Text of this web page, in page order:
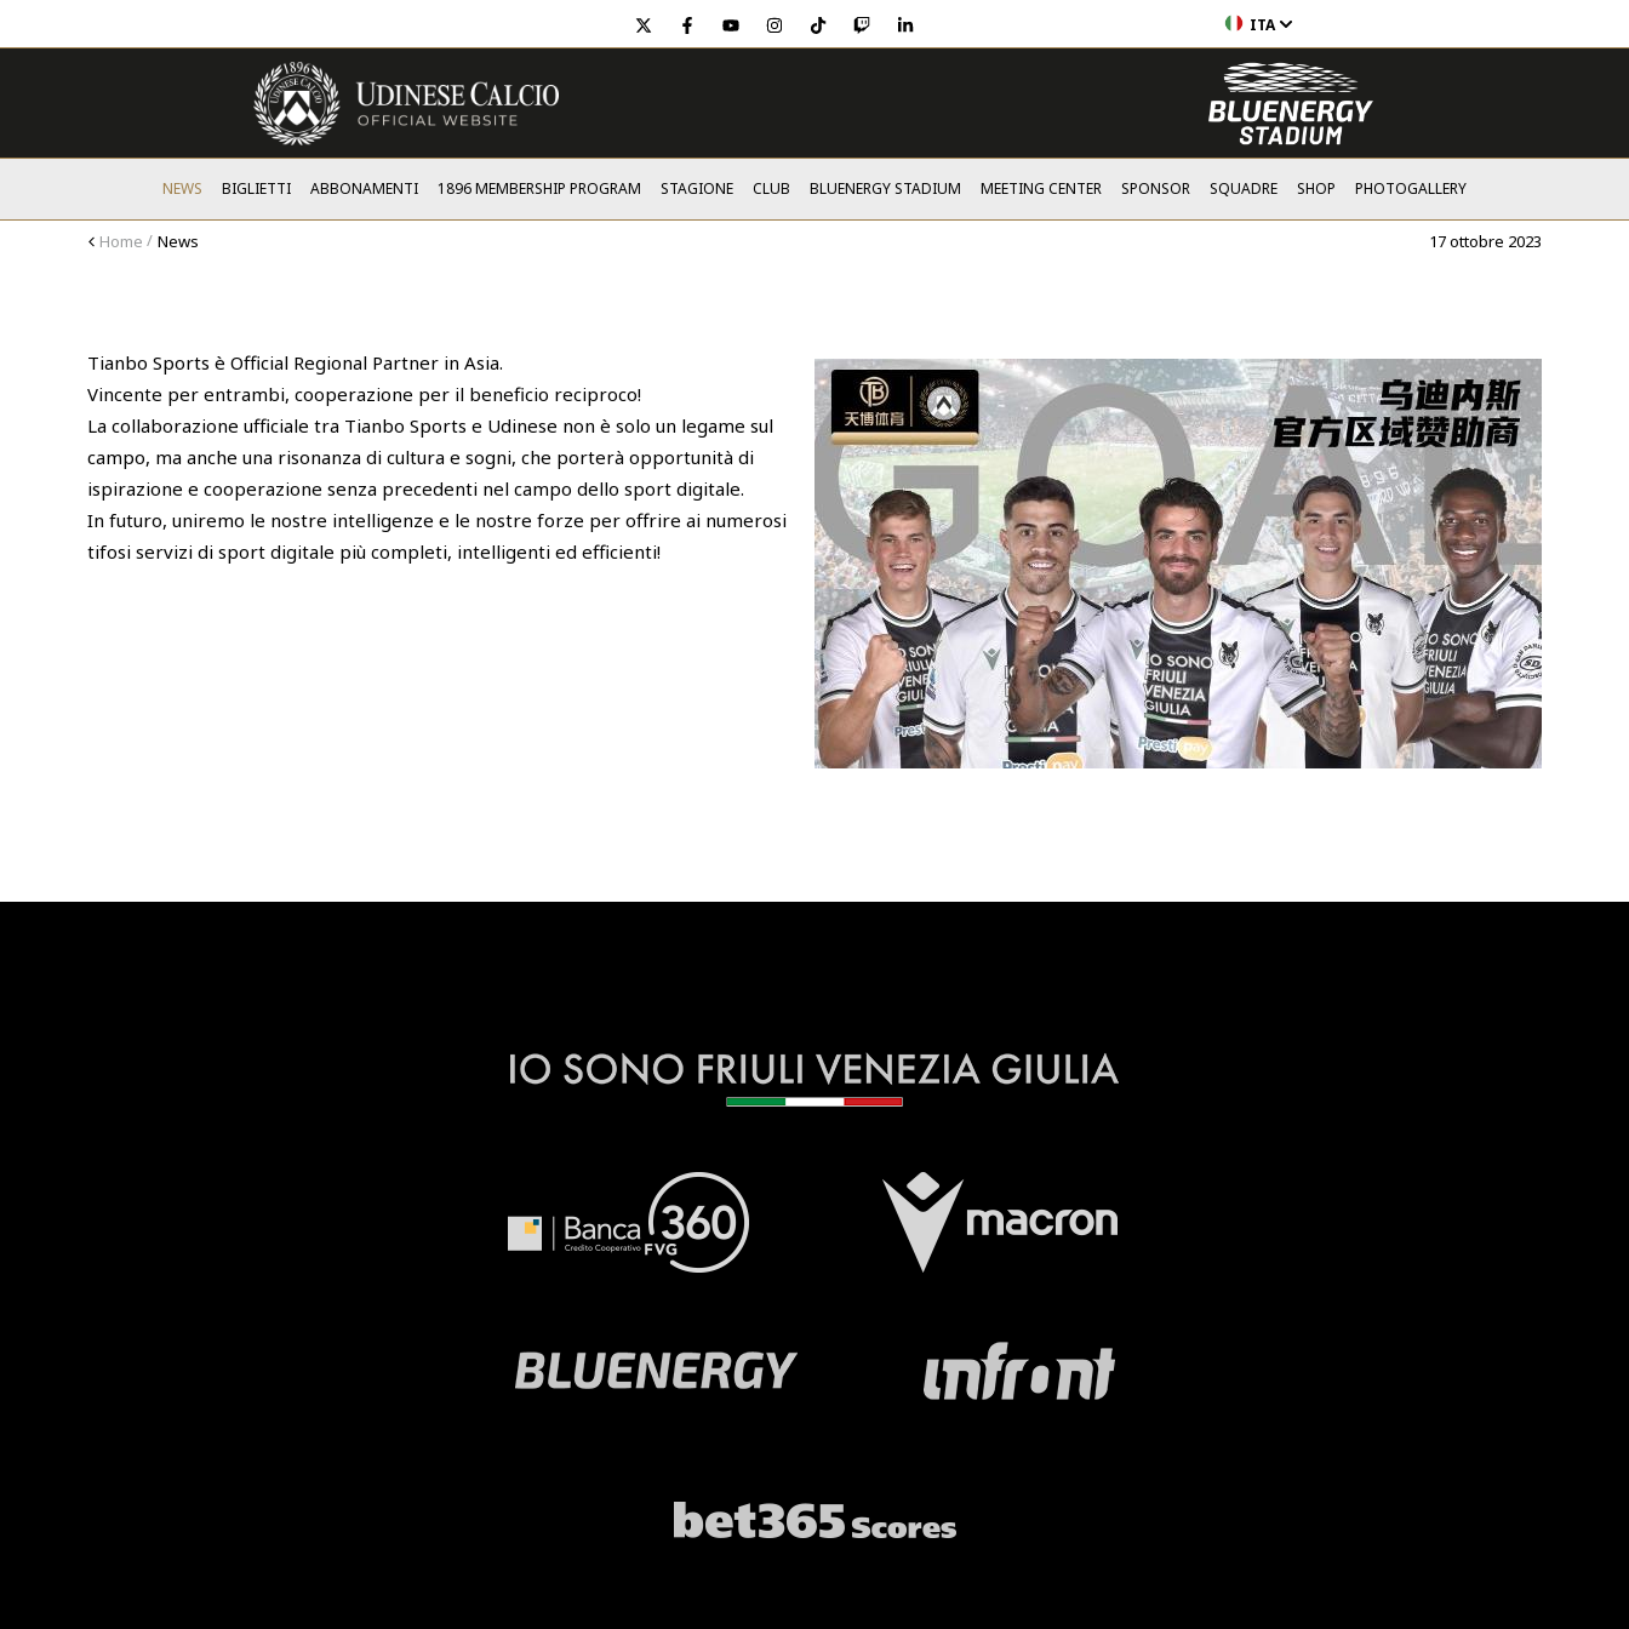
twitter facebook
youtubeinstagram
tiktoktwitchlinkedin ITA
NEWS BIGLIETTI ABBONAMENTI 1896 MEMBERSHIP PROGRAM STAGIONE CLUB BLUENERGY STADIUM MEETING CENTER SPONSOR SQUADRE SHOP PHOTOGALLERY
Home News 17 ottobre 2023
Tianbo Sports è Official Regional Partner in Asia.
Vincente per entrambi, cooperazione per il beneficio reciproco!
La collaborazione ufficiale tra Tianbo Sports e Udinese non è solo un legame sul
campo, ma anche una risonanza di cultura e sogni, che porterà opportunità di
ispirazione e cooperazione senza precedenti nel campo dello sport digitale.
In futuro, uniremo le nostre intelligenze e le nostre forze per offrire ai numerosi
tifosi servizi di sport digitale più completi, intelligenti ed efficienti!